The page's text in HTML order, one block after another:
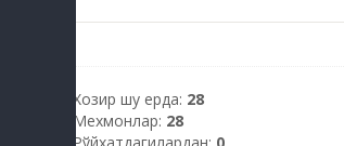
Хозир шу ерда: 28
Мехмонлар: 28